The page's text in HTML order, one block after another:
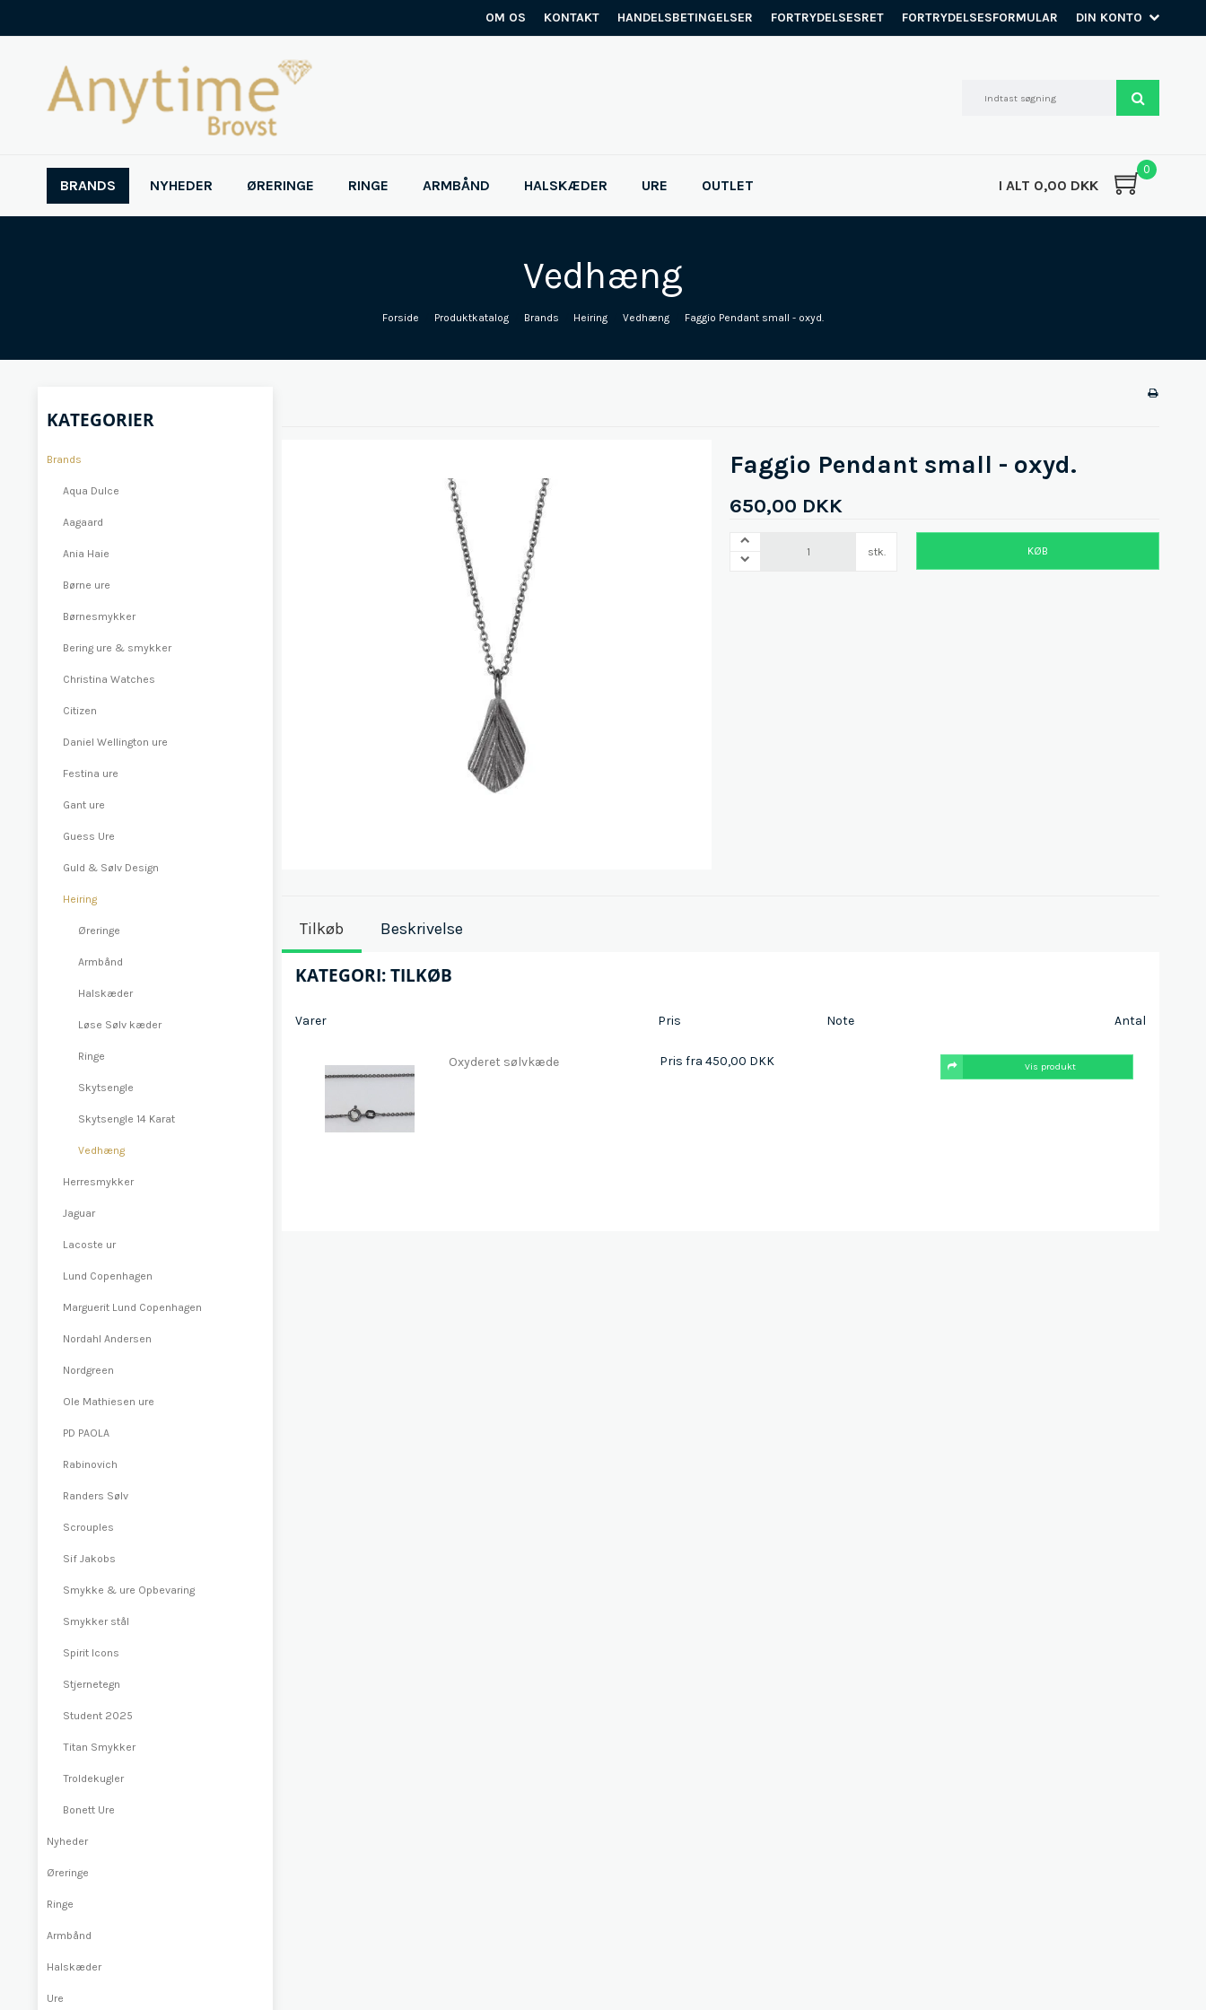
OM OS KONTAKT HANDELSBETINGELSER FORTRYDELSESRET FORTRYDELSESFORMULAR DIN KONTO
BRANDS NYHEDER ØRERINGE RINGE ARMBÅND HALSKÆDER URE OUTLET I ALT 0,00 DKK
0
Vedhæng
Forside Produktkatalog Brands Heiring Vedhæng Faggio Pendant small - oxyd.
KATEGORIER
Brands
Aqua Dulce
Aagaard
Ania Haie
Børne ure
Børnesmykker
Bering ure & smykker
Christina Watches
Citizen
Daniel Wellington ure
Festina ure
Gant ure
Guess Ure
Guld & Sølv Design
Heiring
Øreringe
Armbånd
Halskæder
Løse Sølv kæder
Ringe
Skytsengle
Skytsengle 14 Karat
Vedhæng
Herresmykker
Jaguar
Lacoste ur
Lund Copenhagen
Marguerit Lund Copenhagen
Nordahl Andersen
Nordgreen
Ole Mathiesen ure
PD PAOLA
Rabinovich
Randers Sølv
Scrouples
Sif Jakobs
Smykke & ure Opbevaring
Smykker stål
Spirit Icons
Stjernetegn
Student 2025
Titan Smykker
Troldekugler
Bonett Ure
Nyheder
Øreringe
Ringe
Armbånd
Halskæder
Ure
Faggio Pendant small - oxyd.
650,00 DKK
stk. KØB
Tilkøb Beskrivelse
KATEGORI: TILKØB
Varer Pris Note Antal
Oxyderet sølvkæde Pris fra 450,00 DKK Vis produkt